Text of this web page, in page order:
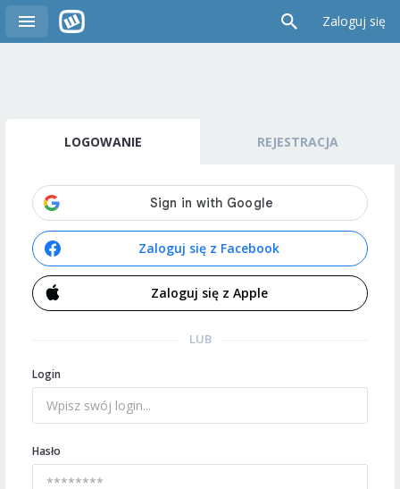
Zaloguj się
LOGOWANIE REJESTRACJA
Zaloguj się z Facebook
Zaloguj się z Apple
LUB
Login
Hasło